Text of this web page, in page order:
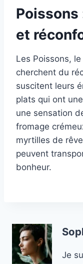
Poissons
et
Les Poissons,
cherchent du
suscitent leurs
plats qui ont
une sensation
fromage
myrtilles de
peuvent
bonheur.
Je